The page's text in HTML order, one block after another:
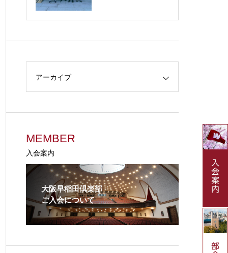
アーカイブ
MEMBER
入会案内
⼤阪早稲⽥倶楽部
ご入会について